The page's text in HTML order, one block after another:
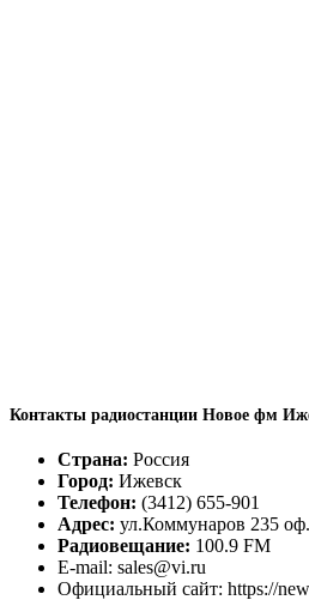
Контакты радиостанции Новое фм
Страна: Россия
Город: Ижевск
Телефон: (3412) 655-901
Адрес: ул.Коммунаров 235
Радиовещание: 100.9 FM
E-mail: sales@vi.ru
Официальный сайт: https://